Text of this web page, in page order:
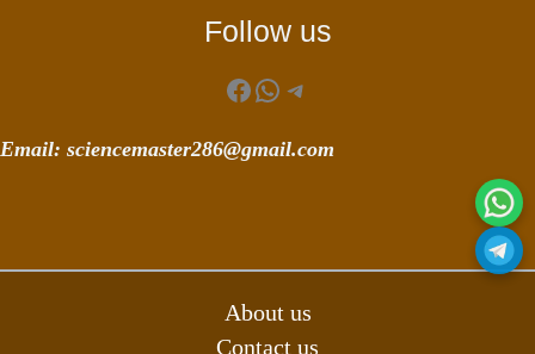
Follow us
Facebook
WhatsApp
Telegram
Email: sciencemaster286@gmail.com
About us
Contact us